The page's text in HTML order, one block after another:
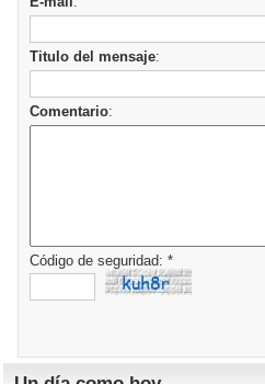
Titulo del mensaje:
Comentario:
Código de seguridad: *